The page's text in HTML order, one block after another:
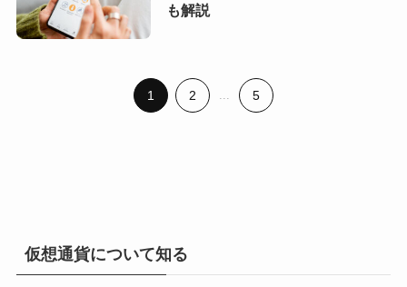
も解説
1 2 5
仮想通貨について知る